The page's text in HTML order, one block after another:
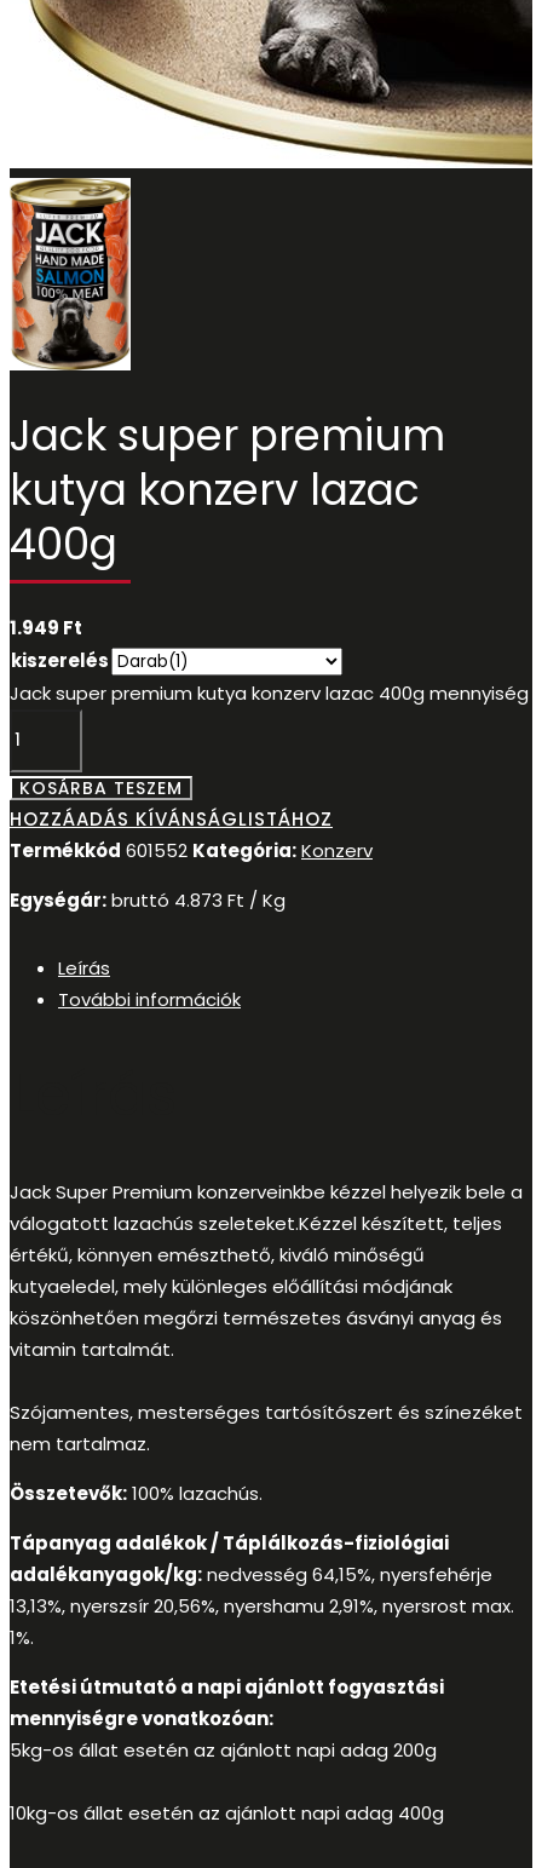
Jack super premium
kutya konzerv lazac
400g
1.949 Ft
kiszerelés
Jack super premium kutya konzerv lazac 400g mennyiség
KOSÁRBA TESZEM
HOZZÁADÁS KÍVÁNSÁGLISTÁHOZ
Termékkód 601552 Kategória:Konzerv
Egységár:bruttó 4.873 Ft / Kg
Leírás
További információk
Jack Super Premium konzerveinkbe kézzel helyezik bele a
válogatott lazachús szeleteket.Kézzel készített, teljes
értékű, könnyen emészthető, kiváló minőségű
kutyaeledel, mely különleges előállítási módjának
köszönhetően megőrzi természetes ásványi anyag és
vitamin tartalmát.
Szójamentes, mesterséges tartósítószert és színezéket
nem tartalmaz.
Összetevők:100% lazachús.
Tápanyag adalékok / Táplálkozás-fiziológiai
adalékanyagok/kg:nedvesség 64,15%, nyersfehérje
13,13%, nyerszsír 20,56%, nyershamu 2,91%, nyersrost max.
1%.
Etetési útmutató a napi ajánlott fogyasztási
mennyiségre vonatkozóan:
5kg-os állat esetén az ajánlott napi adag 200g
10kg-os állat esetén az ajánlott napi adag 400g